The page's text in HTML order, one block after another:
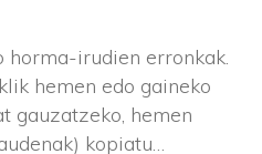
horma-irudien erronkak.
hemen edo gaineko
gauzatzeko, hemen
kopiatu…